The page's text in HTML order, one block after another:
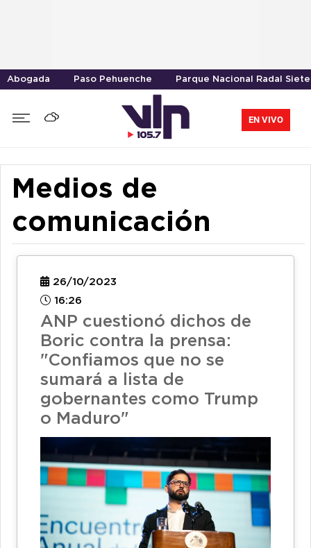
Abogada Paso Pehuenche Parque Nacional Radal Siete
EN VIVO
Medios de
comunicación
26/10/2023
16:26
ANP cuestionó dichos de
Boric contra la prensa:
"Confiamos que no se
sumará a lista de
gobernantes como Trump
o Maduro"